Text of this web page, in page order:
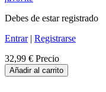
Debes de estar registrado
Entrar| Registrarse
32,99 € Precio
Añadir al carrito